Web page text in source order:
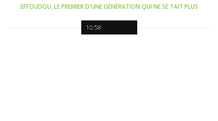
10:58
EFFOUDOU, LE PREMIER D'UNE GÉNÉRATION QUI NE SE TAIT PLUS